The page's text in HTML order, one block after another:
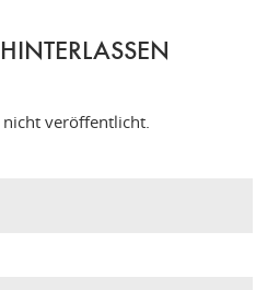
veröffentlicht.